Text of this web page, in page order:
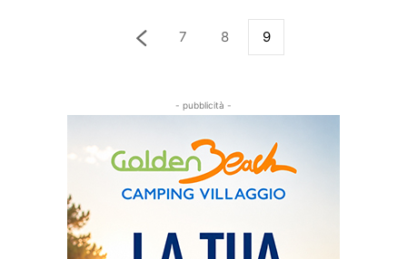
7 8 9
- pubblicità -